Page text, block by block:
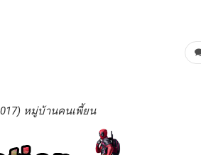
หมู่บ้านคนเพี้ยน